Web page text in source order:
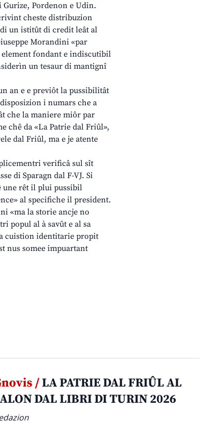
Pordenon e Udin.
cheste distribuzion
un istitût di credit leât al
Morandini «par
fondant e indiscutibil
un tesaur di mantignî
an e e previôt la pussibilitât
i numars che a
che la maniere miôr par
chê da «La Patrie dal Friûl»,
dal Friûl, ma e je atente
verificâ sul sît
di Sparagn dal F-VJ. Si
une rêt il plui pussibil
al specifiche il president.
«ma la storie ancje no
popul al à savût e al sa
cuistion identitarie propit
nus somee impuartant
/LA PATRIE DAL FRIÛL AL
DAL LIBRI DI TURIN 2026